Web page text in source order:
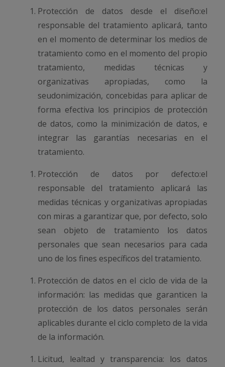
Protección de datos desde el diseño:el
responsable del tratamiento aplicará, tanto
en el momento de determinar los medios de
tratamiento como en el momento del propio
tratamiento, medidas técnicas y
organizativas apropiadas, como la
seudonimización, concebidas para aplicar de
forma efectiva los principios de protección
de datos, como la minimización de datos, e
integrar las garantías necesarias en el
tratamiento.
Protección de datos por defecto:el
responsable del tratamiento aplicará las
medidas técnicas y organizativas apropiadas
con miras a garantizar que, por defecto, solo
sean objeto de tratamiento los datos
personales que sean necesarios para cada
uno de los fines específicos del tratamiento.
Protección de datos en el ciclo de vida de la
información: las medidas que garanticen la
protección de los datos personales serán
aplicables durante el ciclo completo de la vida
de la información.
Licitud, lealtad y transparencia: los datos